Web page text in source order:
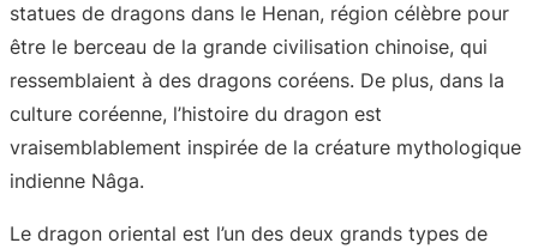
statues de dragons dans le Henan, région célèbre pour
être le berceau de la grande civilisation chinoise, qui
ressemblaient à des dragons coréens. De plus, dans la
culture coréenne, l’histoire du dragon est
vraisemblablement inspirée de la créature mythologique
indienne Nâga.
Le dragon oriental est l’un des deux grands types de